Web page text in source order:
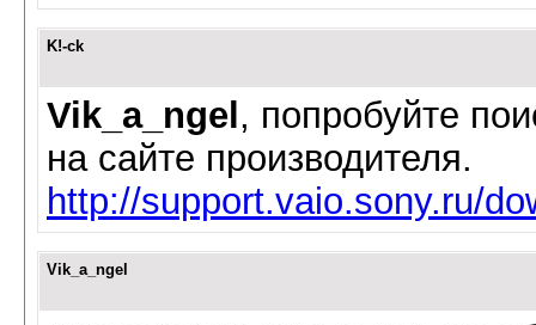
K!-ck
Vik_a_ngel , попробуйте
на сайте производителя.
http://support.vaio.sony.ru/
Vik_a_ngel